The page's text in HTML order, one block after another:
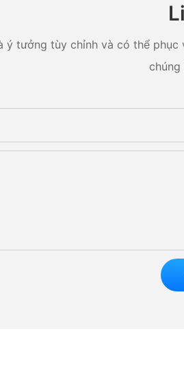
ý tưởng tùy chỉnh và có thể